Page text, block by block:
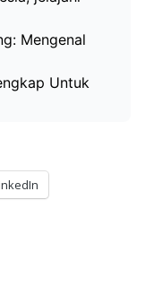
Mengenal
Untuk